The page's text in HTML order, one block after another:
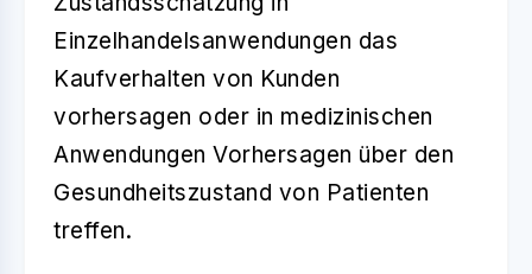
Einzelhandelsanwendungen das
Kaufverhalten von Kunden
vorhersagen oder in medizinischen
Anwendungen Vorhersagen über den
Gesundheitszustand von Patienten
treffen.